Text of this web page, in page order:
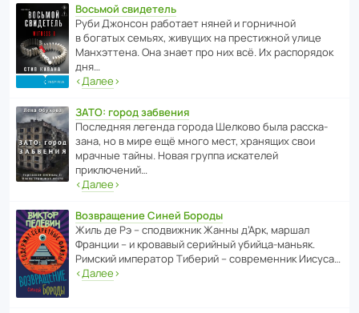
Восьмой свидетель
Руби Джонсон рабо­тает няней и горни­чной
в богатых семьях, живущих на прес­ти­жной улице
Манх­эт­тена. Она знает про них всё. Их распо­рядок
дня…
‹Далее›
ЗАТО: город забвения
После­дняя легенда города Шелково была расска­
зана, но в мире ещё много мест, хранящих свои
мрачные тайны. Новая группа иска­телей
приключений…
‹Далее›
Возвращение Синей Бороды
Жиль де Рэ – спод­ви­жник Жанны д’Арк, маршал
Франции – и кровавый серийный убийца-маньяк.
Римский импе­ратор Тиберий – совре­менник Иисуса…
‹Далее›